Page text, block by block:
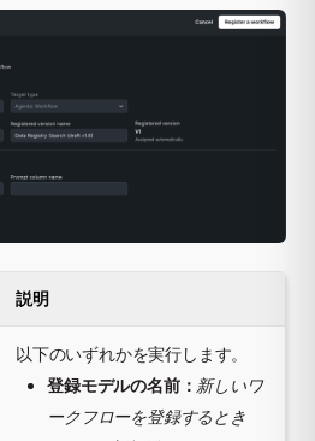
説明
以下のいずれかを実行します。
登録モデルの名前： 新しいワ
ークフローを登録するとき